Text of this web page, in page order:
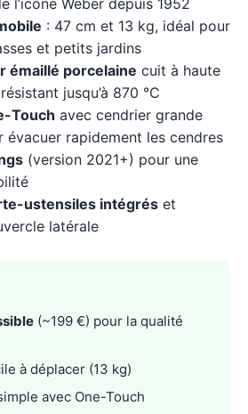
: 47 cm et 13 kg, idéal pour
et petits jardins
émaillé porcelaine cuit à haute
jusqu’à 870 °C
Touch avec cendrier grande
évacuer rapidement les cendres
(version 2021+) pour une
ustensiles intégrés et
latérale
(~199 €) pour la qualité
à déplacer (13 kg)
avec One-Touch